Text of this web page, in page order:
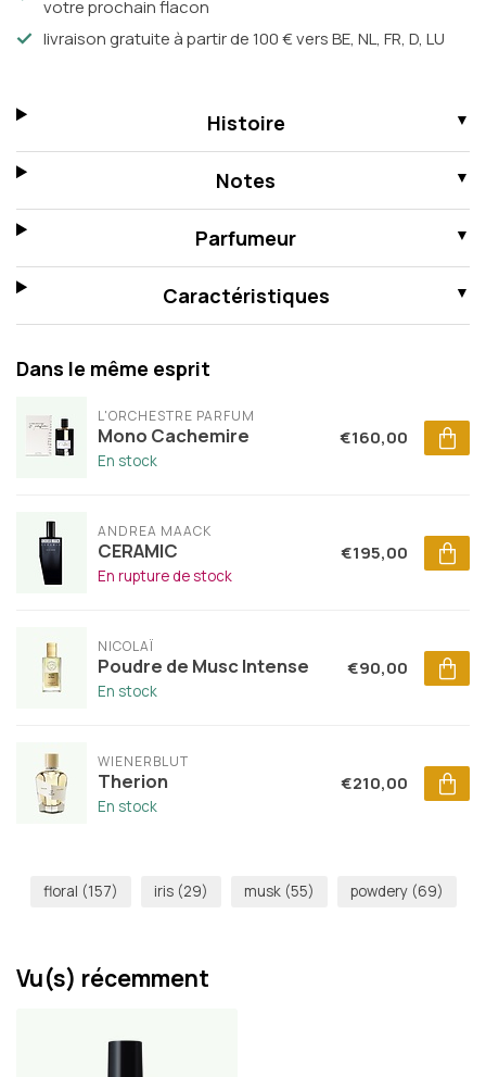
votre prochain flacon
livraison gratuite à partir de 100 € vers BE, NL, FR, D, LU
Histoire
Notes
Parfumeur
Caractéristiques
Dans le même esprit
L'ORCHESTRE PARFUM
Mono Cachemire
En stock
€160,00
ANDREA MAACK
CERAMIC
En rupture de stock
€195,00
NICOLAÏ
Poudre de Musc Intense
En stock
€90,00
WIENERBLUT
Therion
En stock
€210,00
floral (157) iris (29) musk (55) powdery (69)
Vu(s) récemment